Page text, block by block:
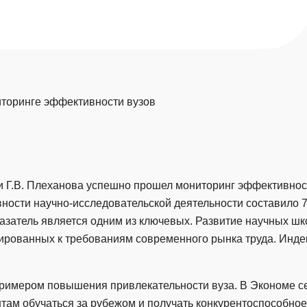
эффективности вузов
Плеханова успешно прошел мониторинг
научно-исследовательской деятельности
является одним из ключевых. Развитие научных
к требованиям современного рынка труда.
повышения привлекательности вуза. В
обучаться за рубежом и получать